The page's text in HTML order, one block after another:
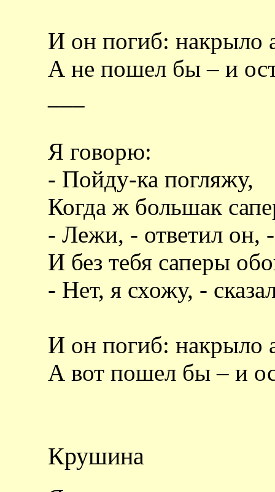
И он погиб: накрыло
А не пошел бы – и
Я говорю:
- Пойду-ка погляжу,
Когда ж большак
- Лежи, - ответил он,
И без тебя саперы
- Нет, я схожу, -
И он погиб: накрыло
А вот пошел бы – и
Крушина